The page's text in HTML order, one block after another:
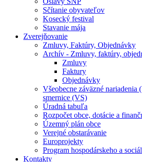
Sčítanie obyvateľov
Kosecký festival
Stavanie mája
Zverejňovanie
Zmluvy, Faktúry, Objednávky
Archív - Zmluvy, faktúry,
Zmluvy
Faktury
Objednávky
Všeobecne záväzné
smernice (VS)
Úradná tabuľa
Rozpočet obce, dotácie a
Územný plán obce
Verejné obstarávanie
Europrojekty
Program hospodárskeho a
Kontakty